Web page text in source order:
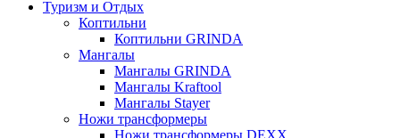
Туризм и Отдых
Коптильни
Коптильни GRINDA
Мангалы
Мангалы GRINDA
Мангалы Kraftool
Мангалы Stayer
Ножи трансформеры
Ножи трансформеры DEXX